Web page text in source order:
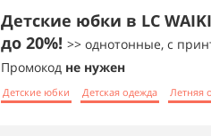
Детские юбки в LC
до 20%! >> однотонные, с
Промокод не нужен
Детские юбки Детская одежда Летняя